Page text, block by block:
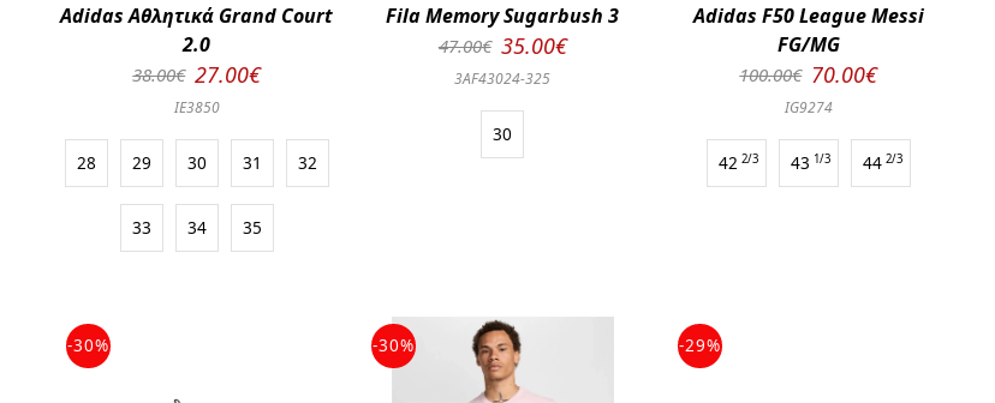
Adidas Αθλητικά Grand Court
2.0
38.00€ 27.00€
IE3850
28 29 30 31 32
33 34 35
Fila Memory Sugarbush 3
47.00€ 35.00€
3AF43024-325
30
Adidas F50 League Messi
FG/MG
100.00€ 70.00€
IG9274
42 2/3 43 1/3 44 2/3
-30% -30% -29%